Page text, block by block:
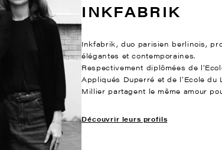
INKFABRIK
Inkfabrik, duo parisien berlinois,
élégantes et contemporaines.
Respectivement diplômées de
Appliqués Duperré et de l’Ecole du
Millier partagent le même amour
Découvrir leurs profils